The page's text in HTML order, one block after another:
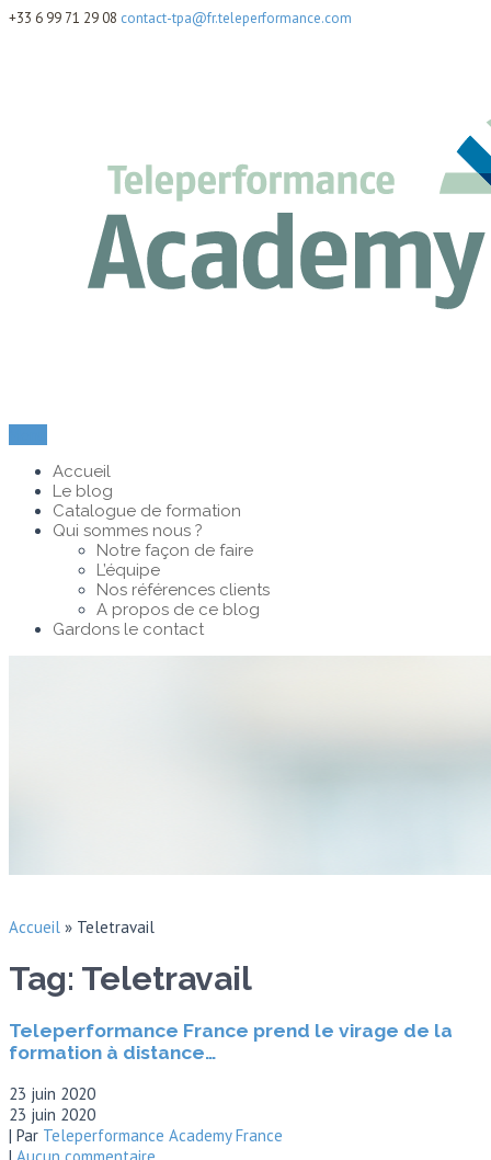
+33 6 99 71 29 08 contact-tpa@fr.teleperformance.com
Accueil
Le blog
Catalogue de formation
Qui sommes nous ?
Notre façon de faire
L’équipe
Nos références clients
A propos de ce blog
Gardons le contact
Accueil » Teletravail
Tag: Teletravail
Teleperformance France prend le virage de la
formation à distance…
23 juin 2020
23 juin 2020
| Par Teleperformance Academy France